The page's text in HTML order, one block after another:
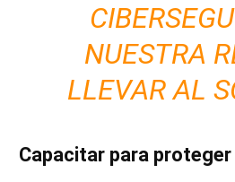
NUESTRA
LLEVAR AL
Capacitar para proteger